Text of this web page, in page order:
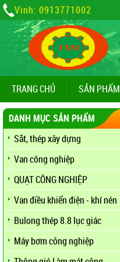
Vinh: 0913771002
TRANG CHỦ SẢN PHẨM
DANH MỤC SẢN PHẨM
Sắt, thép xây dựng
Van công nghiệp
QUẠT CÔNG NGHIỆP
Van điều khiển điện - khí nén
Bulong thép 8.8 lục giác
Máy bơm công nghiệp